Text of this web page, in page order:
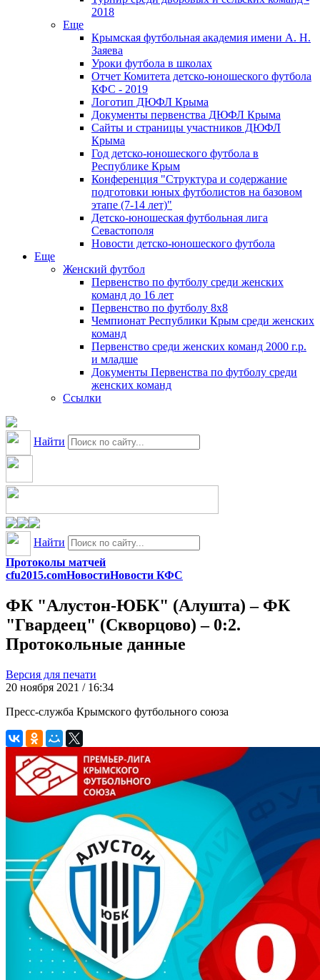
2018
Еще
Крымская футбольная академия имени А. Н.
Заяева
Уроки футбола в школах
Отчет Комитета детско-юношеского футбола
КФС - 2019
Логотип ДЮФЛ Крыма
Документы первенства ДЮФЛ Крыма
Сайты и страницы участников ДЮФЛ
Крыма
Год детско-юношеского футбола в
Республике Крым
Конференция "Структура и содержание
подготовки юных футболистов на базовом
этапе (7-14 лет)"
Детско-юношеская футбольная лига
Севастополя
Новости детско-юношеского футбола
Еще
Женский футбол
Первенство по футболу среди женских
команд до 16 лет
Первенство по футболу 8х8
Чемпионат Республики Крым среди женских
команд
Первенство среди женских команд 2000 г.р.
и младше
Документы Первенства по футболу среди
женских команд
Ссылки
Найти
Найти
Протоколы матчей
cfu2015.comНовостиНовости КФС
ФК "Алустон-ЮБК" (Алушта) – ФК
"Гвардеец" (Скворцово) – 0:2.
Протокольные данные
Версия для печати
20 ноября 2021 / 16:34
Пресс-служба Крымского футбольного союза